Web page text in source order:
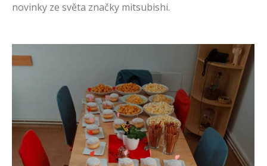
novinky ze světa značky mitsubishi.